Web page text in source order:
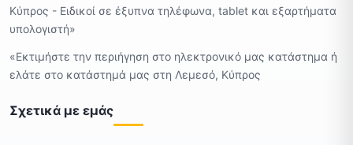
Κύπρος - Ειδικοί σε έξυπνα τηλέφωνα, tablet και εξαρτήματα
υπολογιστή»
«Εκτιμήστε την περιήγηση στο ηλεκτρονικό μας κατάστημα ή
ελάτε στο κατάστημά μας στη Λεμεσό, Κύπρος
Σχετικά με εμάς